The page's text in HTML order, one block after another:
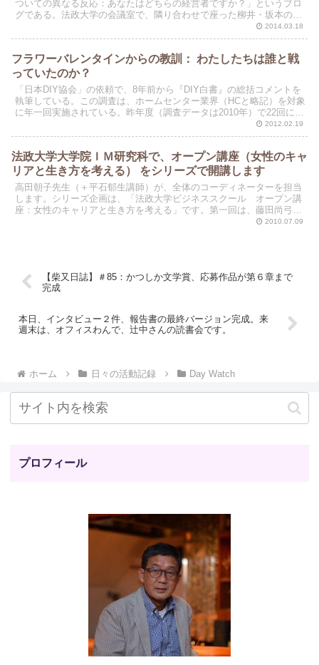
ついての異なる反応：あなたはどちらの経営者ですか？」というブロ
グである。法政大学の会議室で、隣り合わせで座った柳井・坂本のふ
たりの会話を、ひとこまの時代風景として紹介したもので... 2014.03.18
フラワーバレンタインからの教訓： わたしたちは誰と戦
っていたのか？
「日本DIY協会」の依頼で、8年前から『DIY白書』の総括コメントを
執筆している。この調査は、ホームセンター業界（HCと略記）を対象
に年一回実施されている。昨年度（調査データは2010年）で22回にな
2012.02.19
法政大学大学院ＩＭ研究科で、オープン講座（女性のキャ
リアと生き方を考える） をシリーズで開講します
高田朝子先生（＋平石郁生講師）が、全体のコーディネーターを担当
します。シリーズ企画は、「法政大学ビジネススクール オープン講
座：女性のキャリアと生き方を考える」です。第一回は、藤田尚弓さ
2010.07.09
【柴又日誌】＃85：かつしか文学賞、応募作品が第６章まで
完成
本日、インタビュー２件、報告書の最終バージョン完成。来
週末は、オフィスわんで、辻中さんの読書会です。
ホーム 日々の活動記録 Day Watch
プロフィール